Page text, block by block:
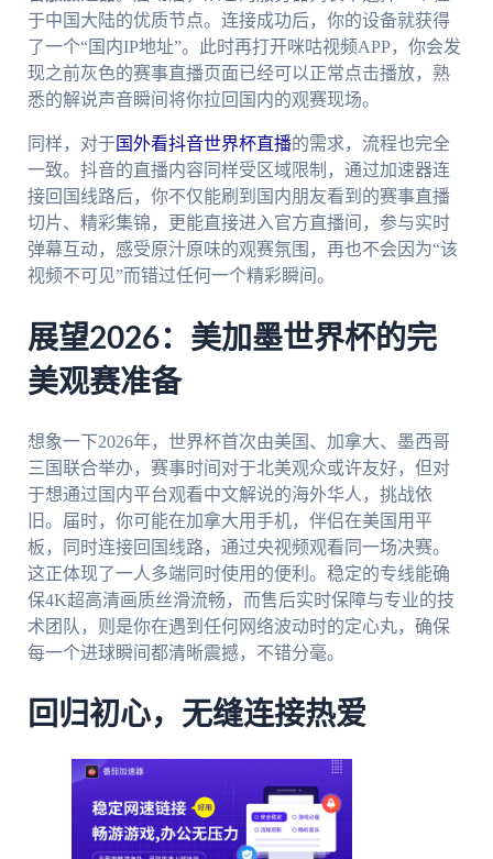
于中国大陆的优质节点。连接成功后，你的设备就获得
了一个“国内IP地址”。此时再打开咪咕视频APP，你会发
现之前灰色的赛事直播页面已经可以正常点击播放，熟
悉的解说声音瞬间将你拉回国内的观赛现场。
同样，对于 国外看抖音世界杯直播的需求，流程也完全
一致。抖音的直播内容同样受区域限制，通过加速器连
接回国线路后，你不仅能刷到国内朋友看到的赛事直播
切片、精彩集锦，更能直接进入官方直播间，参与实时
弹幕互动，感受原汁原味的观赛氛围，再也不会因为“该
视频不可见”而错过任何一个精彩瞬间。
展望2026：美加墨世界杯的完
美观赛准备
想象一下2026年，世界杯首次由美国、加拿大、墨西哥
三国联合举办，赛事时间对于北美观众或许友好，但对
于想通过国内平台观看中文解说的海外华人，挑战依
旧。届时，你可能在加拿大用手机，伴侣在美国用平
板，同时连接回国线路，通过央视频观看同一场决赛。
这正体现了一人多端同时使用的便利。稳定的专线能确
保4K超高清画质丝滑流畅，而售后实时保障与专业的技
术团队，则是你在遇到任何网络波动时的定心丸，确保
每一个进球瞬间都清晰震撼，不错分毫。
回归初心，无缝连接热爱